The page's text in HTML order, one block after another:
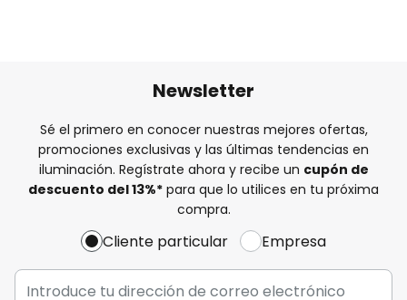
Newsletter
Sé el primero en conocer nuestras mejores ofertas,
promociones exclusivas y las últimas tendencias en
iluminación. Regístrate ahora y recibe un cupón de
descuento del13%* para que lo utilices en tu próxima
compra.
Cliente particular Empresa